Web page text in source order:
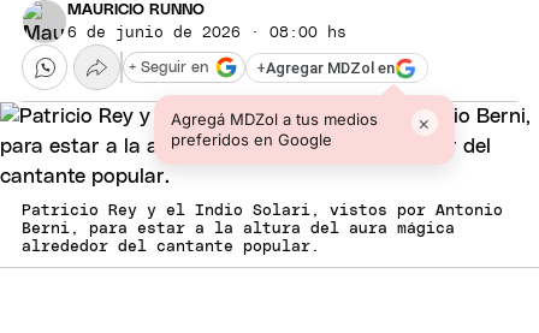
MAURICIO RUNNO
6 de junio de 2026 · 08:00 hs
+Agregar MDZol en
Agregá MDZol a tus medios
preferidos en Google
×
+ Seguir en
Patricio Rey y el Indio Solari, vistos por Antonio
Berni, para estar a la altura del aura mágica
alrededor del cantante popular.